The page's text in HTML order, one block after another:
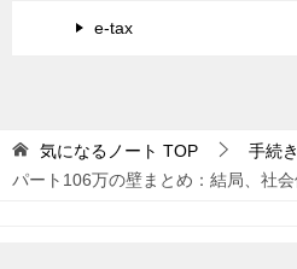
e-tax
気になるノート TOP 手続き
パート106万の壁まとめ：結局、社